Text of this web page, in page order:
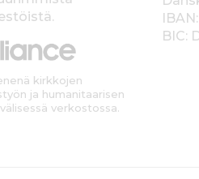
kirkkojen
ja humanitaarisen
verkostossa.
BIC: